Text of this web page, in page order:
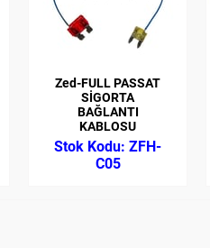
Zed-FULL PASSAT
SİGORTA
BAĞLANTI
KABLOSU
ZFH-
C05